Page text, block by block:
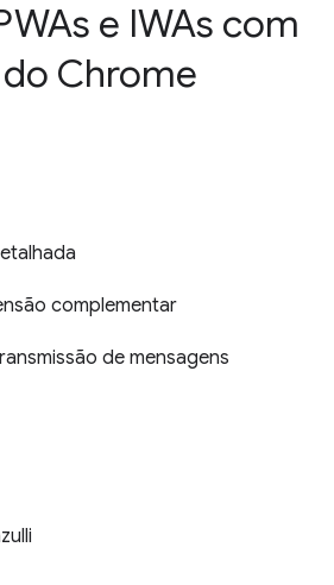
e IWAs com
Chrome
complementar
de mensagens